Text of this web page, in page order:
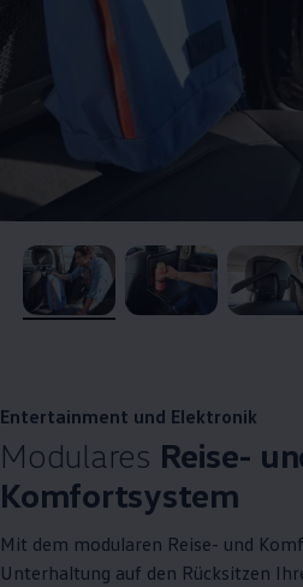
, 1 von 4
Entertainment und Elektronik
Modulares Reise-
Komfortsystem
Mit dem modularen Reise- und
Unterhaltung auf den Rücksitzen